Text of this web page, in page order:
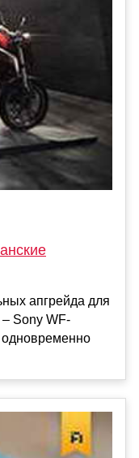
апгрейда для
Sony WF-